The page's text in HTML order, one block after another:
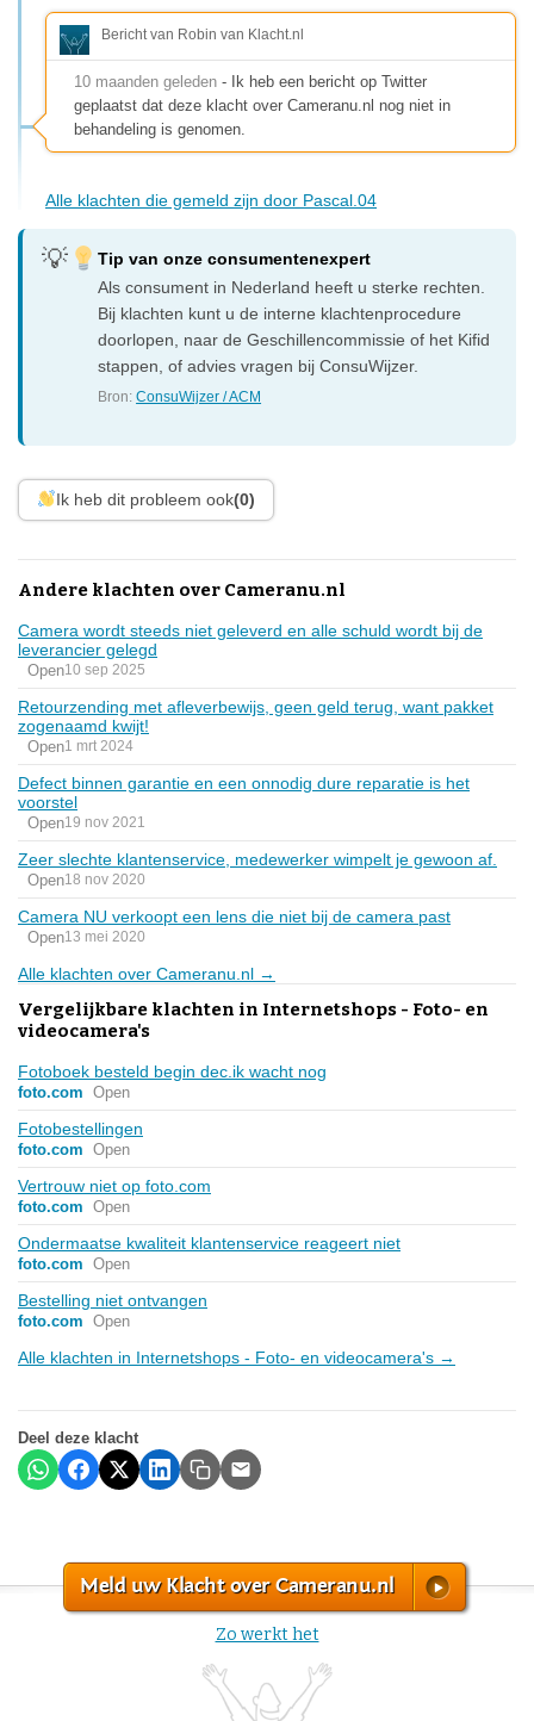
Bericht van Robin van Klacht.nl
10 maanden geleden - Ik heb een bericht op Twitter
geplaatst dat deze klacht over Cameranu.nl nog niet in
behandeling is genomen.
Alle klachten die gemeld zijn door Pascal.04
Tip van onze consumentenexpert
Als consument in Nederland heeft u sterke rechten.
Bij klachten kunt u de interne klachtenprocedure
doorlopen, naar de Geschillencommissie of het Kifid
stappen, of advies vragen bij ConsuWijzer.
Bron:ConsuWijzer / ACM
Ik heb dit probleem ook(0)
Andere klachten over Cameranu.nl
Camera wordt steeds niet geleverd en alle schuld wordt bij de
leverancier gelegd
Open10 sep 2025
Retourzending met afleverbewijs, geen geld terug, want pakket
zogenaamd kwijt!
Open1 mrt 2024
Defect binnen garantie en een onnodig dure reparatie is het
voorstel
Open19 nov 2021
Zeer slechte klantenservice, medewerker wimpelt je gewoon af.
Open18 nov 2020
Camera NU verkoopt een lens die niet bij de camera past
Open13 mei 2020
Alle klachten over Cameranu.nl →
Vergelijkbare klachten in Internetshops - Foto- en
videocamera's
Fotoboek besteld begin dec.ik wacht nog
foto.com Open
Fotobestellingen
foto.com Open
Vertrouw niet op foto.com
foto.com Open
Ondermaatse kwaliteit klantenservice reageert niet
foto.com Open
Bestelling niet ontvangen
foto.com Open
Alle klachten in Internetshops - Foto- en videocamera's →
Deel deze klacht
Meld uw Klacht over Cameranu.nl
Zo werkt het